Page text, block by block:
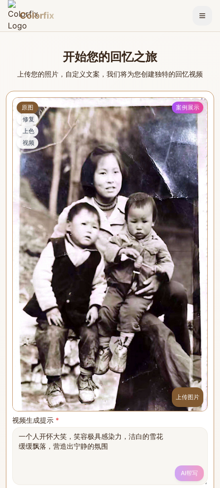
Colorfix 切换
开始您的回忆之旅
上传您的照片，自定义文案，我们将为您创建独特的回忆视频
原图
修复
上色
视频
上传图片
案例展示
视频生成提示 *
AI帮写